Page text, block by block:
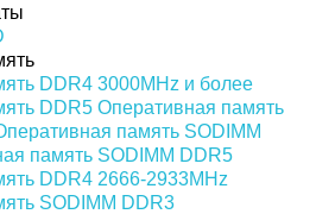
DDR4 3000MHz и более
DDR5 Оперативная память
память SODIMM
память SODIMM DDR5
DDR4 2666-2933MHz
SODIMM DDR3